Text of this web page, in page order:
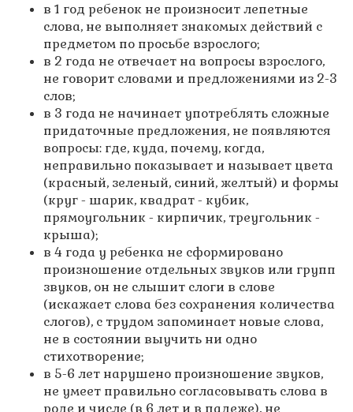
в 1 год ребенок не произносит лепетные
слова, не выполняет знакомых действий с
предметом по просьбе взрослого;
в 2 года не отвечает на вопросы взрослого,
не говорит словами и предложениями из 2-3
слов;
в 3 года не начинает употреблять сложные
придаточные предложения, не появляются
вопросы: где, куда, почему, когда,
неправильно показывает и называет цвета
(красный, зеленый, синий, желтый) и формы
(круг - шарик, квадрат - кубик,
прямоугольник - кирпичик, треугольник -
крыша);
в 4 года у ребенка не сформировано
произношение отдельных звуков или групп
звуков, он не слышит слоги в слове
(искажает слова без сохранения количества
слогов), с трудом запоминает новые слова,
не в состоянии выучить ни одно
стихотворение;
в 5-6 лет нарушено произношение звуков,
не умеет правильно согласовывать слова в
роде и числе (в 6 лет и в падеже), не